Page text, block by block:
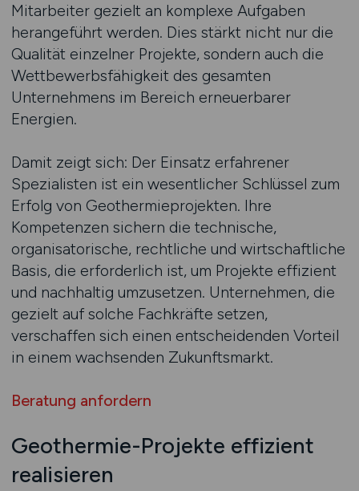
Mitarbeiter gezielt an komplexe Aufgaben
herangeführt werden. Dies stärkt nicht nur die
Qualität einzelner Projekte, sondern auch die
Wettbewerbsfähigkeit des gesamten
Unternehmens im Bereich erneuerbarer
Energien.
Damit zeigt sich: Der Einsatz erfahrener
Spezialisten ist ein wesentlicher Schlüssel zum
Erfolg von Geothermieprojekten. Ihre
Kompetenzen sichern die technische,
organisatorische, rechtliche und wirtschaftliche
Basis, die erforderlich ist, um Projekte effizient
und nachhaltig umzusetzen. Unternehmen, die
gezielt auf solche Fachkräfte setzen,
verschaffen sich einen entscheidenden Vorteil
in einem wachsenden Zukunftsmarkt.
Beratung anfordern
Geothermie-Projekte effizient
realisieren